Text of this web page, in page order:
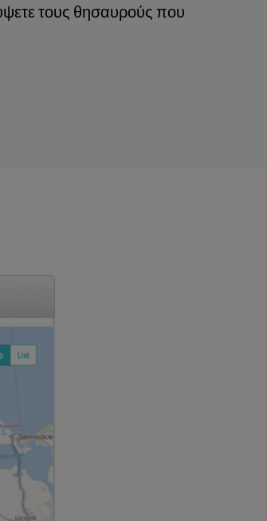
τους θησαυρούς που